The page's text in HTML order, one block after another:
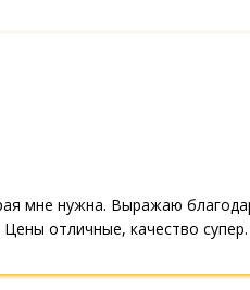
мне нужна. Выражаю
отличные, качество